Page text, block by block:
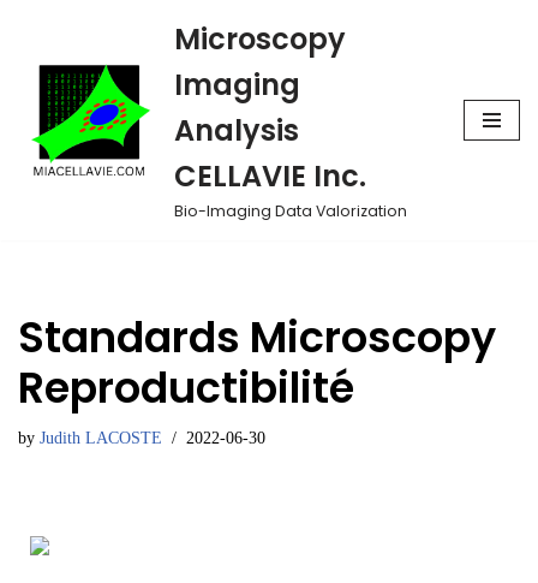
Skip
content
Microscopy
Imaging
Analysis
CELLAVIE Inc.
Bio-Imaging Data Valorization
Standards Microscopy
Reproductibilité
by Judith LACOSTE 2022-06-30